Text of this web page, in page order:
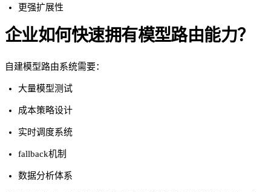
更强扩展性
企业如何快速拥有模型路由能力？
自建模型路由系统需要：
大量模型测试
成本策略设计
实时调度系统
fallback机制
数据分析体系